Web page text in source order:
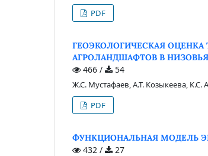
PDF
ГЕОЭКОЛОГИЧЕСКАЯ
АГРОЛАНДШАФТОВ В
466 / 54
Ж.С. Мустафаев, А.Т. Козыкеева, К.С.
PDF
ФУНКЦИОНАЛЬНАЯ МОДЕЛЬ
432 / 27